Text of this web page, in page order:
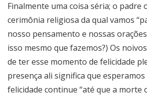
Finalmente uma coisa séria; o padre
cerimônia religiosa da qual vamos
nosso pensamento e nossas
isso mesmo que fazemos?) Os
de ter esse momento de felicidade
presença ali significa que esperamos
felicidade continue “até que a morte